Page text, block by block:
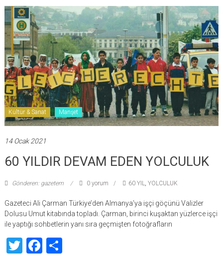
Kültür & Sanat Manşet
14 Ocak 2021
60 YILDIR DEVAM EDEN YOLCULUK
Gönderen: gazetem 0 yorum 60 YIL, YOLCULUK
Gazeteci Ali Çarman Türkiye’den Almanya’ya işçi göçünü Valizler
Dolusu Umut kitabında topladı. Çarman, birinci kuşaktan yüzlerce işçi
ile yaptığı sohbetlerin yanı sıra geçmişten fotoğrafların
TwitterFacebook
Share